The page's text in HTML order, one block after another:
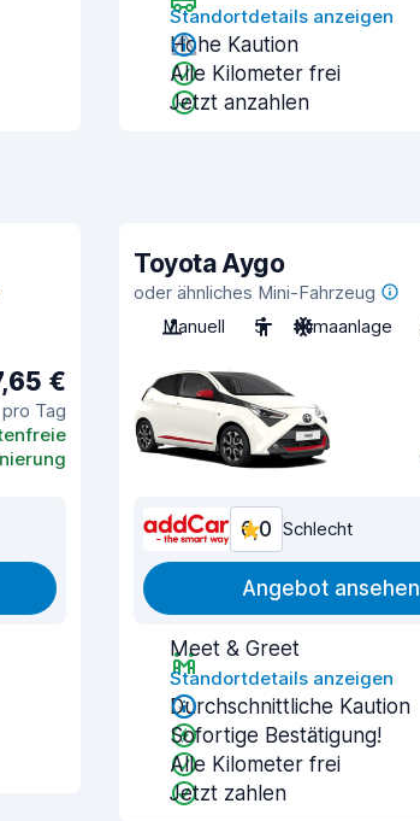
Standortdetails anzeigen
Hohe Kaution
Alle Kilometer frei
Jetzt anzahlen
€
pro Tag
Toyota Aygo
oder ähnliches Mini-Fahrzeug
Manuell
5 Klimaanlage
6,0 Schlecht
Angebot ansehen
Meet & Greet
Standortdetails anzeigen
Durchschnittliche Kaution
Sofortige Bestätigung!
Alle Kilometer frei
Jetzt zahlen